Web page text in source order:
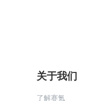
关于我们
了解赛氪